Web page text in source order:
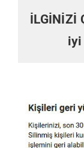
İLGİNİZİ
iyi